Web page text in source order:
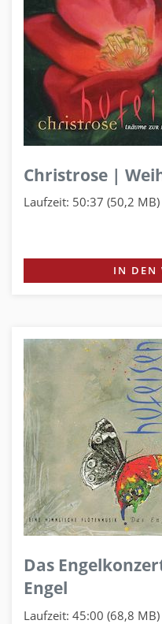
Christrose |
Laufzeit: 50:37 (50,2 MB)
IN DEN
Das
Engel
Laufzeit: 45:00 (68,8 MB)